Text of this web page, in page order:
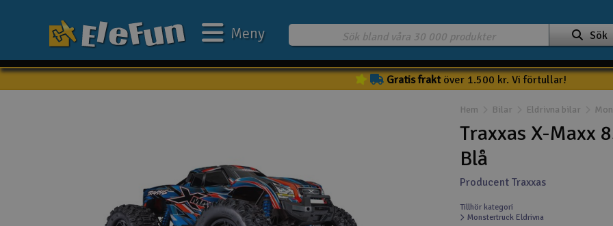
Batteri & laddare
Sök
Meny
Gratis fraktöver 1.500 kr. Vi förtullar!
Hem Bilar Eldrivna bilar
Traxxas X-Maxx
Blå
Producent Traxxas
Tillhör kategori
Monstertruck Eldrivna